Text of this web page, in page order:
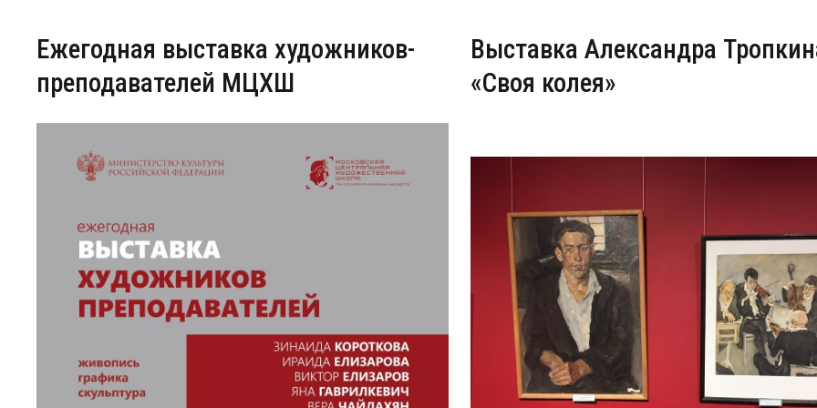
Ежегодная выставка художников-
преподавателей МЦХШ
Выставка Александра
«Своя колея»